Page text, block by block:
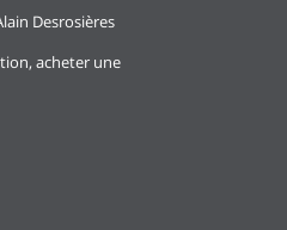
Desrosières
acheter une